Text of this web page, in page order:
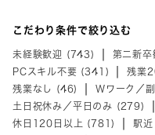
こだわり条件で絞り込む
未経験歓迎 (743) 第二新
PCスキル不要 (341)
残業
残業なし (46)
Wワーク／
土日祝休み／平日のみ (279)
休日120日以上 (781)
駅